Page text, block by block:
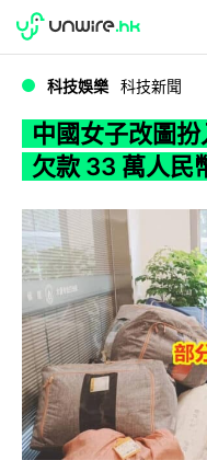
WWDC 2026
科技娛樂 科技新聞
中國女子改圖
欠款 33 萬人民